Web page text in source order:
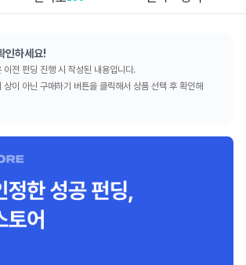
인하세요!
이전 펀딩 진행 시 작성된 내용입니다.
상이 아닌 구매하기 버튼을 클릭해서 상품 선택 후 확인해